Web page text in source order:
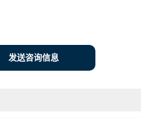
发送咨询信息